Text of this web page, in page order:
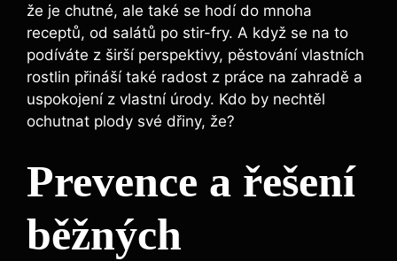
že je chutné, ale také se hodí do mnoha
receptů, od salátů po stir-fry. A když se na to
podíváte z širší perspektivy, pěstování vlastních
rostlin přináší také radost z práce na zahradě a
uspokojení z vlastní úrody. Kdo by nechtěl
ochutnat plody své dřiny, že?
Prevence a řešení
běžných